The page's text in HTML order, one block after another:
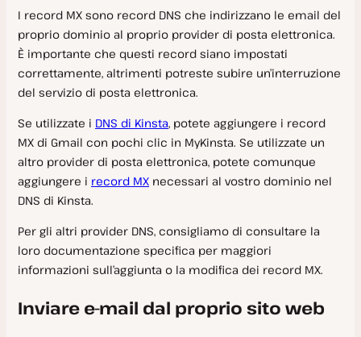
Modifiche alla configurazione
Indirizzi IP
WP-CLI
Integrazione GitHub Actions
Bitbucket Pipelines
Errori di connessione SSH e SFTP
Risoluzione dei problemi delle prestazioni
Geolocalizzazione IP
Anteprima del sito
CDN
Amazon CloudFront
Sucuri
Imperva CDN
Ezoic
Gestione del database
Accesso al database
Importazione del database MySQL
DevKinsta
I record MX sono record DNS che indirizzano le email del
proprio dominio al proprio provider di posta elettronica.
È importante che questi record siano impostati
correttamente, altrimenti potreste subire un’interruzione
del servizio di posta elettronica.
Se utilizzate i DNS di Kinsta, potete aggiungere i record
MX di Gmail con pochi clic in MyKinsta. Se utilizzate un
altro provider di posta elettronica, potete comunque
aggiungere i record MX necessari al vostro dominio nel
DNS di Kinsta.
Per gli altri provider DNS, consigliamo di consultare la
loro documentazione specifica per maggiori
informazioni sull’aggiunta o la modifica dei record MX.
Inviare e-mail dal proprio sito web